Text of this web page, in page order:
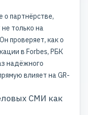
о партнёрстве,
только на
проверяет, как о
в Forbes, РБК
надёжного
влияет на GR-
СМИ как